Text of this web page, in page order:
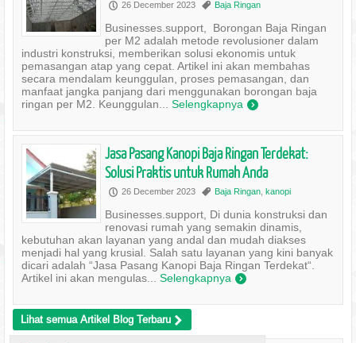
P 26 December 2023 , Baja Ringan
Businesses.support, Borongan Baja Ringan
per M2 adalah metode revolusioner dalam
industri konstruksi, memberikan solusi ekonomis untuk
pemasangan atap yang cepat. Artikel ini akan membahas
secara mendalam keunggulan, proses pemasangan, dan
manfaat jangka panjang dari menggunakan borongan baja
ringan per M2. Keunggulan... Selengkapnya )
Jasa Pasang Kanopi Baja Ringan Terdekat:
Solusi Praktis untuk Rumah Anda
P 26 December 2023 , Baja Ringan, kanopi
Businesses.support, Di dunia konstruksi dan
renovasi rumah yang semakin dinamis,
kebutuhan akan layanan yang andal dan mudah diakses
menjadi hal yang krusial. Salah satu layanan yang kini banyak
dicari adalah “Jasa Pasang Kanopi Baja Ringan Terdekat“.
Artikel ini akan mengulas... Selengkapnya )
Lihat semua Artikel Blog Terbaru >